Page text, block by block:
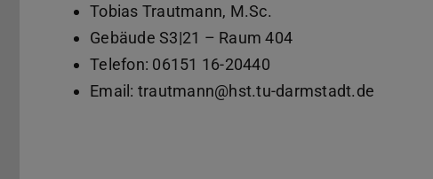
Tobias Trautmann, M.Sc.
Gebäude S3|21 – Raum 404
Telefon: 06151 16-20440
Email: trautmann@hst.tu-darmstadt.de